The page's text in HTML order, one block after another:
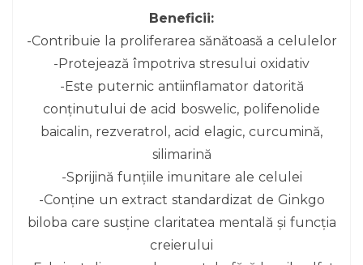
Beneficii:
-Contribuie la proliferarea sănătoasă a celulelor
-Protejează împotriva stresului oxidativ
-Este puternic antiinflamator datorită
conținutului de acid boswelic, polifenolide
baicalin, rezveratrol, acid elagic, curcumină,
silimarină
-Sprijină funțiile imunitare ale celulei
-Conține un extract standardizat de Ginkgo
biloba care susține claritatea mentală și funcția
creierului